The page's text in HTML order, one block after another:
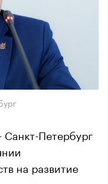
Петербург
на развитие